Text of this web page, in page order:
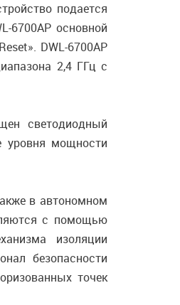
подается
6700AP основной
DWL-6700AP
2,4 ГГц с
светодиодный
уровня мощности
в автономном
с помощью
изоляции
безопасности
точек